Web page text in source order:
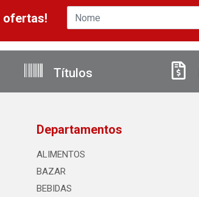
ofertas!
Títulos
Departamentos
ALIMENTOS
BAZAR
BEBIDAS